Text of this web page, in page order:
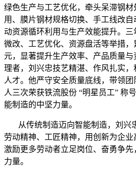
绿色生产与工艺优化，牵头呆滞钢材
用、膜片钢材规格切换、手工线改
动资源循环利用与生产效能提升。
微改、工艺优化、资源盘活等举措
元，显著提升生产效率、产品质量
理者，刘兴忠技艺精湛、作风扎实
人才。他严守安全质量底线，带领
人三次荣获铁流股份 “明星员工” 称
能制造的中坚力量。
从传统制造迈向智能制造，刘兴
劳动精神、工匠精神，用创新为企
激励更多劳动者立足岗位、奋勇争
力量。